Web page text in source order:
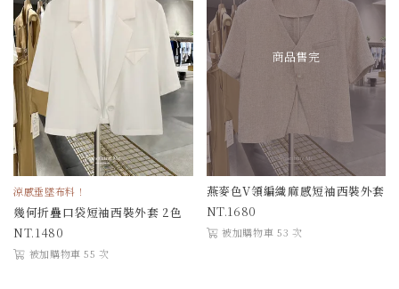
涼感垂墜布料！
幾何折疊口袋短袖西裝外套 2色
1480
被加購物車 55 次
商品售完
燕麥色V領編織麻感短袖西裝外套
1680
被加購物車 53 次